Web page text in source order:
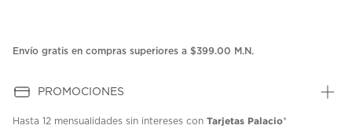
Envío gratis en compras superiores a $399.00 M.N.
PROMOCIONES
Hasta 12 mensualidades sin intereses con Tarjetas Palacio*